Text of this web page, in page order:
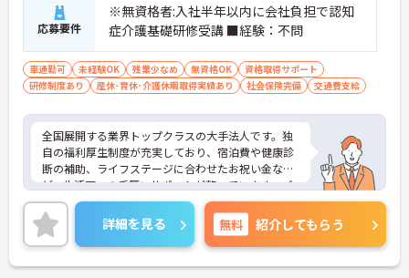
応募要件
※無資格者:入社半年以内に会社負担で認知
症介護基礎研修受講 ■経験：不問
車通勤可 未経験OK 残業少なめ 無資格OK
資格取得サポート
研修制度あり
産休･育休･介護休暇取得実績あり 社会保険完備 交通費支給
全国展開する業界トップクラスの大手法人です。独
自の福利厚生制度が充実しており、宿泊費や健康診
断の補助、ライフステージに合わせたお祝い金な
ど、生活面への手厚いサポートが整っています。パ
ート勤務の方にも年2回の特別手当支給実績があ
り、頑張りがしっかりお給料に還元される点も大き
な魅力です。夜勤のない日勤のみのお仕事で、週2日
からの勤務相談も可能となっており、ワークライフ
バランスを大切にしたい方におすすめいたします。
詳細を見る 無料 紹介してもらう